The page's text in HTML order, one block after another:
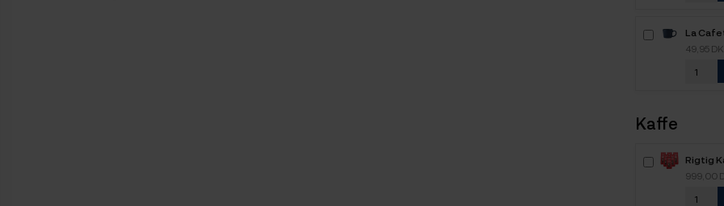
La
49,95
Kaffe
Rigtig
Intenso
999,00